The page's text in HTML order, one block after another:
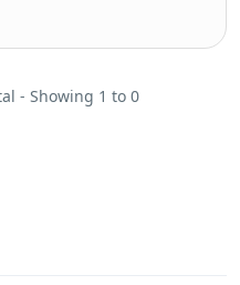
- Showing 1 to 0